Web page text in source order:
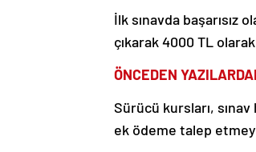
İlk sınavda başarısız
çıkarak 4000 TL
ÖNCEDEN
Sürücü kursları,
ek ödeme talep